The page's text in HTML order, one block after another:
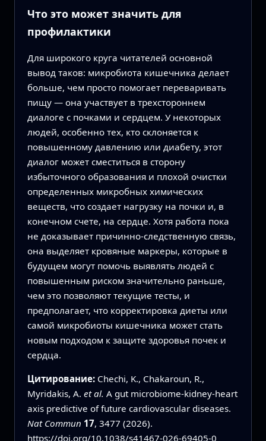
Что это может значить для
профилактики
Для широкого круга читателей основной
вывод таков: микробиота кишечника делает
больше, чем просто помогает переваривать
пищу — она участвует в трехстороннем
диалоге с почками и сердцем. У некоторых
людей, особенно тех, кто склоняется к
повышенному давлению или диабету, этот
диалог может сместиться в сторону
избыточного образования и плохой очистки
определенных микробных химических
веществ, что создает нагрузку на почки и, в
конечном счете, на сердце. Хотя работа пока
не доказывает причинно‑следственную связь,
она выделяет кровяные маркеры, которые в
будущем могут помочь выявлять людей с
повышенным риском значительно раньше,
чем это позволяют текущие тесты, и
предполагает, что корректировка диеты или
самой микробиоты кишечника может стать
новым подходом к защите здоровья почек и
сердца.
Цитирование: Chechi, K., Chakaroun, R.,
Myridakis, A. et al. A gut microbiome-kidney-heart
axis predictive of future cardiovascular diseases.
Nat Commun 17, 3477 (2026).
https://doi.org/10.1038/s41467-026-69405-0